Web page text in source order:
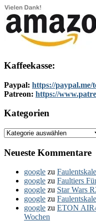
Kaffeekasse:
Paypal: https://
Patreon: https://
Kategorien
Kategorien
Neueste Kommentare
google zu
google zu Faultiers
google zu Star Wars
google zu
google zu ETON
Wochen